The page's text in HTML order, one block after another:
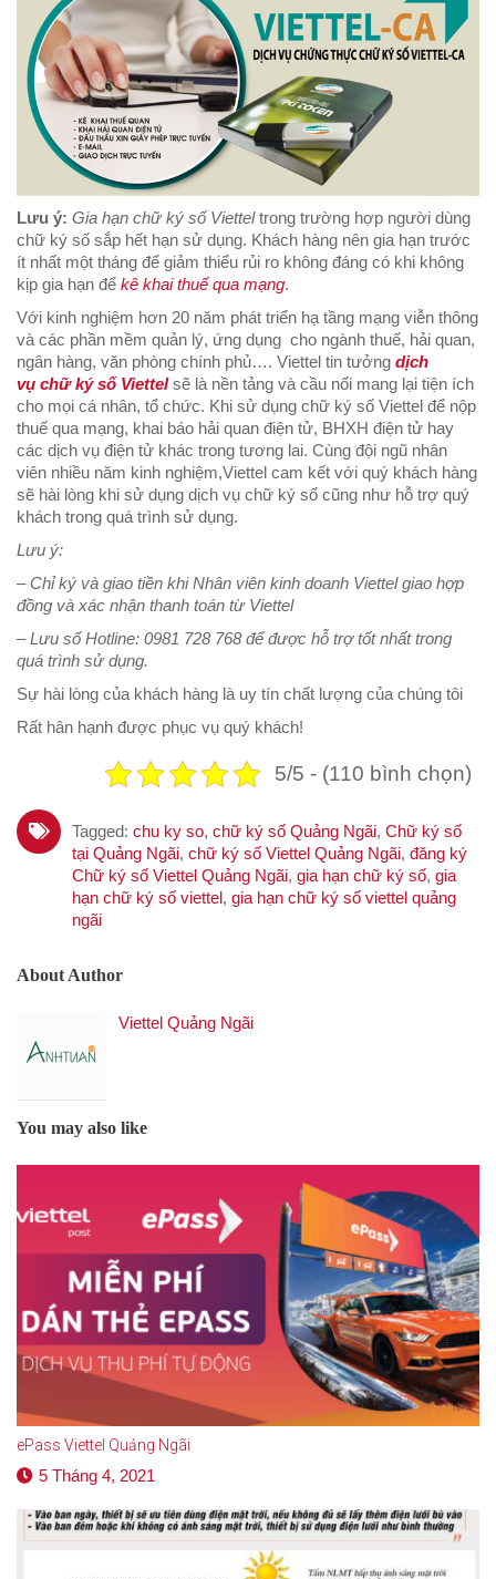
Lưu ý: Gia hạn chữ ký số Vietteltrong trường hợp người dùng
chữ ký số sắp hết hạn sử dụng. Khách hàng nên gia hạn trước
ít nhất một tháng để giảm thiểu rủi ro không đáng có khi không
kịp gia hạn để kê khai thuế qua mạng.
Với kinh nghiệm hơn 20 năm phát triển hạ tầng mạng viễn thông
và các phần mềm quản lý, ứng dụng cho ngành thuế, hải quan,
ngân hàng, văn phòng chính phủ…. Viettel tin tưởng dịch
vụ chữ ký số Viettelsẽ là nền tảng và cầu nối mang lại tiện ích
cho mọi cá nhân, tổ chức. Khi sử dụng chữ ký số Viettel để nộp
thuế qua mạng, khai báo hải quan điện tử, BHXH điện tử hay
các dịch vụ điện tử khác trong tương lai. Cùng đội ngũ nhân
viên nhiều năm kinh nghiệm,Viettel cam kết với quý khách hàng
sẽ hài lòng khi sử dụng dịch vụ chữ ký số cũng như hỗ trợ quý
khách trong quá trình sử dụng.
Lưu ý:
– Chỉ ký và giao tiền khi Nhân viên kinh doanh Viettel giao hợp
đồng và xác nhận thanh toán từ Viettel
– Lưu số Hotline: 0981 728 768 để được hỗ trợ tốt nhất trong
quá trình sử dụng.
Sự hài lòng của khách hàng là uy tín chất lượng của chúng tôi
Rất hân hạnh được phục vụ quý khách!
5/5 - (110 bình chọn)
Tagged: chu ky so, chữ ký số Quảng Ngãi, Chữ ký số
tại Quảng Ngãi, chữ ký số Viettel Quảng Ngãi, đăng ký
Chữ ký số Viettel Quảng Ngãi, gia hạn chữ ký số, gia
hạn chữ ký số viettel, gia hạn chữ ký số viettel quảng
ngãi
About Author
Viettel Quảng Ngãi
You may also like
ePass Viettel Quảng Ngãi
5 Tháng 4, 2021